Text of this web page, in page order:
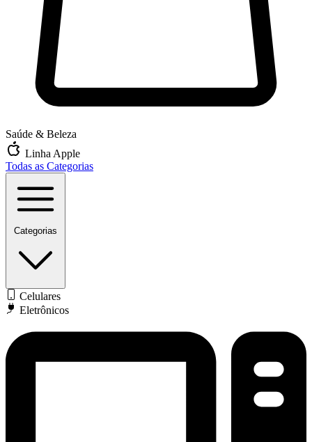
Saúde & Beleza
Linha Apple
Todas as Categorias
Categorias
Celulares
Eletrônicos